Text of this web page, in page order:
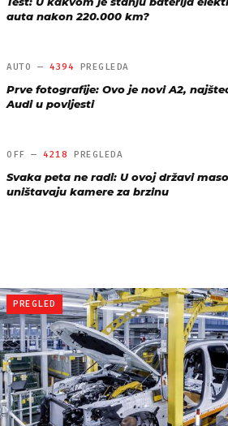
auta nakon 220.000 km?
AUTO — 4394 PREGLEDA
Prve fotografije: Ovo je novi A2,
Audi u povijesti
OFF —4218 PREGLEDA
Svaka peta ne radi: U ovoj državi
uništavaju kamere za brzinu
PREGLED